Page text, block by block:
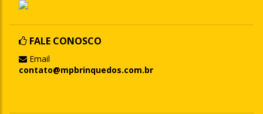
FALE CONOSCO
Email
contato@mpbrinquedos.com.br